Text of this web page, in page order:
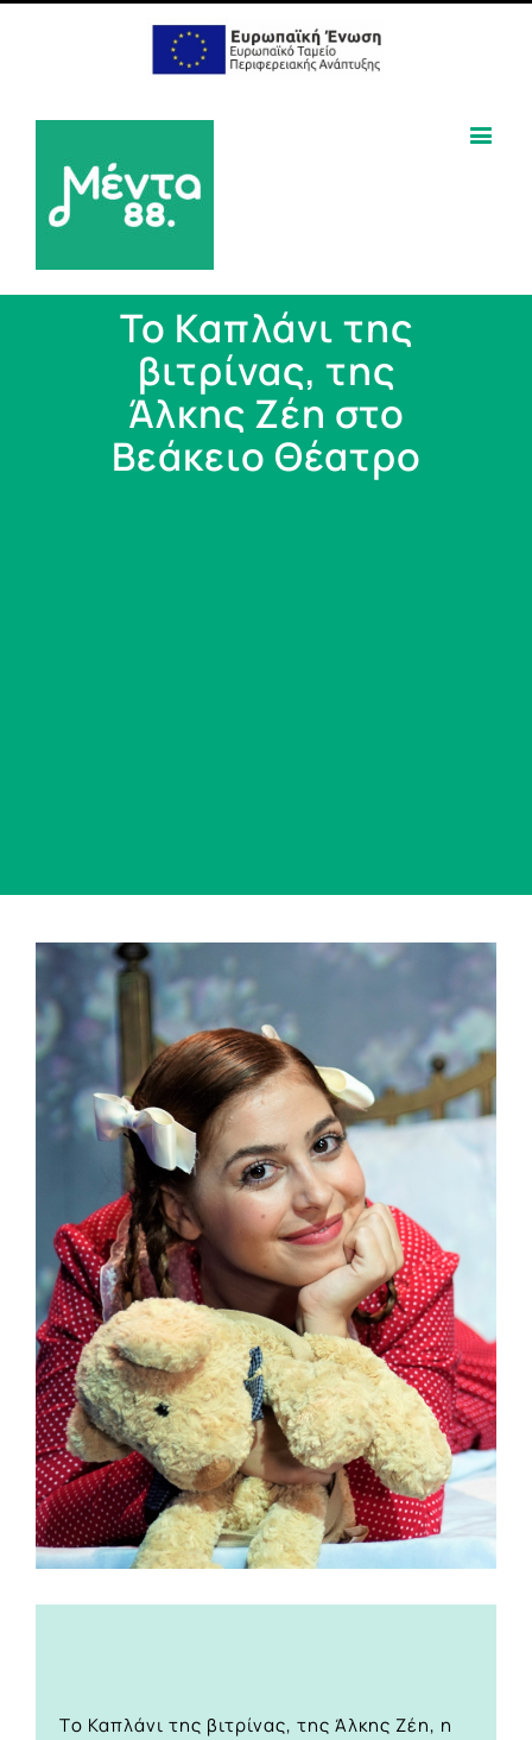
Το Καπλάνι της
βιτρίνας, της
Άλκης Ζέη στο
Βεάκειο Θέατρο
View
Larger
Image
Tο Καπλάνι της βιτρίνας, της Άλκης Ζέη, η